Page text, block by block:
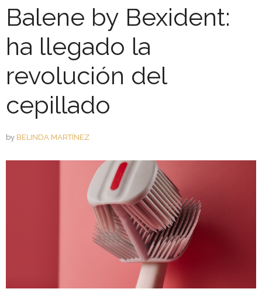
Balene by Bexident:
ha llegado la
revolución del
cepillado
by BELINDA MARTÍNEZ